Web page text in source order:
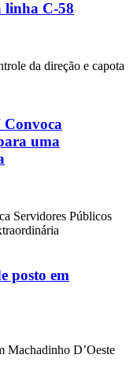
linha C-58
da direção e capota
uma
Servidores Públicos
posto em
Machadinho D’Oeste